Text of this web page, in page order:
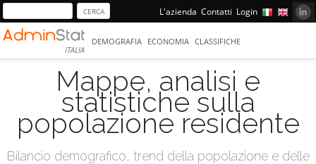
L'azienda Contatti Login
ITALIA
DEMOGRAFIA ECONOMIA CLASSIFICHE
Mappe, analisi e
statistiche sulla
popolazione residente
Bilancio demografico, trend della popolazione e delle